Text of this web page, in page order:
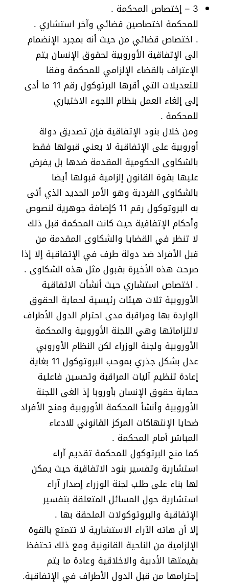
3 – إختصاص المحكمة .
للمحكمة اختصاصين قضائي وآخر استشاري .
. اختصاص قضائي من حيث أنه بمجرد الإنضمام
الى الإتفاقية الأوروبية لحقوق الإنسان يتم
الإعتراف بالقضاء الإلزامي للمحكمة وفقا
للتعديلات التي أقرها البرتوكول رقم 11 ما أدى
إلى إلغاء العمل بنظام اللجوء الاختياري
للمحكمة .
ومن خلال بنود الإتفاقية فإن تصديق دولة
أوروبية على الإتفاقية لا يعني قبولها فقط
بالشكاوى الحكومية المقدمة ضدها بل يفرض
عليها بقوة القانون إلزامية قبولها أيضا
بالشكاوى الفردية وهو الأمر الجديد الذي أتى
به البروتوكول رقم 11 كإضافة جوهرية لنصوص
وأحكام الإتفاقية حيث كانت المحكمة قبل ذلك
لا تنظر في القضايا والشكاوى المقدمة من
قبل الأفراد ضد دولة طرف في الإتفاقية إلا إذا
صرحت هذه الأخيرة بقبول مثل هذه الشكاوى .
. اختصاص استشاري حيث أنشأت الاتفاقية
الأوروبية ثلاث هيئات رئيسية لحماية الحقوق
الواردة بها ومراقبة مدى احترام الدول الأطراف
لالتزاماتها وهي اللجنة الأوروبية والمحكمة
الأوروبية ولجنة الوزراء لكن النظام الأوروبي
عدل بشكل جذري بموحب البروتوكول 11 بغاية
إعادة تنظيم آليات المراقبة وتحسين فاعلية
حماية حقوق الإنسان بأوروبا إذ الغى اللجنة
الأوروبية وأنشأ المحكمة الأوروبية ومنح الأفراد
ضحايا الإنتهاكات المركز القانوني للادعاء
المباشر أمام المحكمة .
كما منح البرتوكول للمحكمة تقديم آراء
استشارية وتفسير بنود الاتفاقية حيث يمكن
لها بناء على طلب لجنة الوزراء إصدار آراء
استشارية حول المسائل المتعلقة بتفسير
الإتفاقية والبروتوكولات الملحقة بها .
إلا أن هاته الآراء الاستشارية لا تتمتع بالقوة
الإلزامية من الناحية القانونية ومع ذلك تحتفظ
بقيمتها الأدبية والاخلاقية وعادة ما يتم
إحترامها من قبل الدول الأطراف في الإتفاقية.